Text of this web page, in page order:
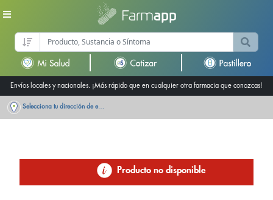
Envíos locales y nacionales. ¡Más rápido que en cualquier otra farmacia que conozcas!
Selecciona tu dirección de entrega
Producto no disponible